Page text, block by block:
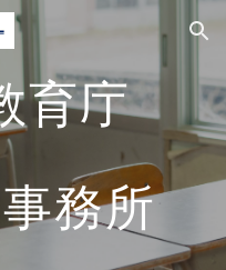
Skip to navigation
育庁
務所